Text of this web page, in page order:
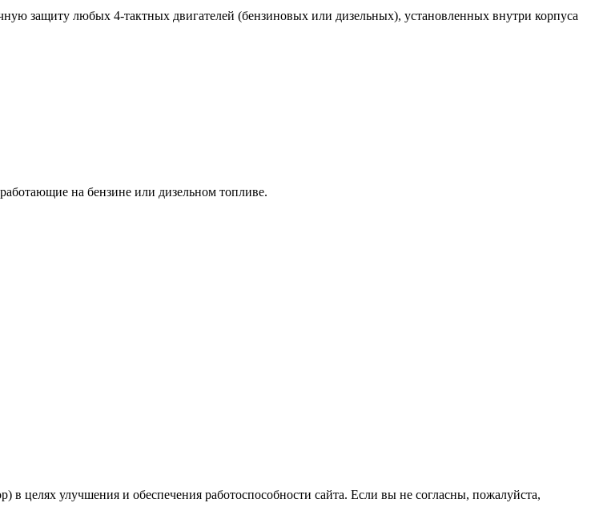
защиту любых 4-тактных двигателей (бензиновых или дизельных), установленных внутри корпуса
на бензине или дизельном топливе.
целях улучшения и обеспечения работоспособности сайта. Если вы не согласны, пожалуйста,